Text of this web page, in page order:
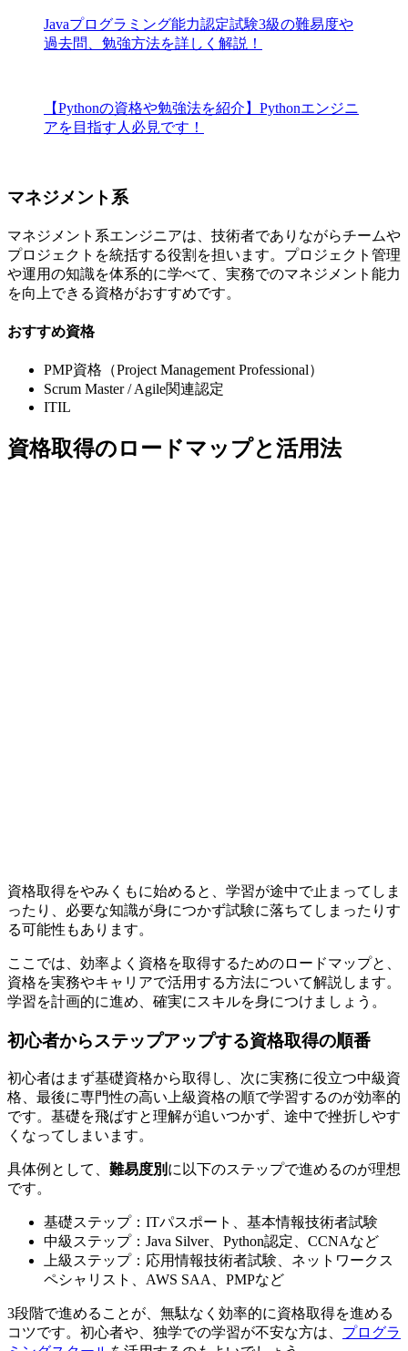
Javaプログラミング能力認定試験3級の難易度や
過去問、勉強方法を詳しく解説！
【Pythonの資格や勉強法を紹介】Pythonエンジニ
アを目指す人必見です！
マネジメント系
マネジメント系エンジニアは、技術者でありながらチームや
プロジェクトを統括する役割を担います。プロジェクト管理
や運用の知識を体系的に学べて、実務でのマネジメント能力
を向上できる資格がおすすめです。
おすすめ資格
PMP資格（Project Management Professional）
Scrum Master / Agile関連認定
ITIL
資格取得のロードマップと活用法
資格取得をやみくもに始めると、学習が途中で止まってしま
ったり、 必要な知識が身につかず試験に落ちてしまったりす
る可能性もあります。
ここでは、効率よく資格を取得するためのロードマップと、
資格を実務やキャリアで活用する方法について解説します。
学習を計画的に進め、確実にスキルを身につけましょう。
初心者からステップアップする資格取得の順番
初心者はまず基礎資格から取得し、次に実務に役立つ中級資
格、最後に専門性の高い上級資格の順で学習するのが効率的
です。基礎を飛ばすと理解が追いつかず、途中で挫折しやす
くなってしまいます。
具体例として、 難易度別 に以下のステップで進めるのが理想
です。
基礎ステップ：ITパスポート、基本情報技術者試験
中級ステップ：Java Silver、Python認定、CCNAなど
上級ステップ：応用情報技術者試験、ネットワークス
ペシャリスト、AWS SAA、PMPなど
3段階で進めることが、無駄なく効率的に資格取得を進める
コツです。初心者や、独学での学習が不安な方は、 プログラ